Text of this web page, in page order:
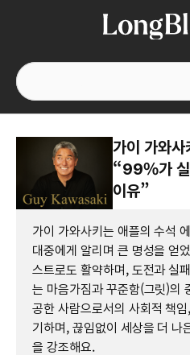
가이 가와
“99%가 실
이유”
가이 가와사키는 애플의 수석
대중에게 알리며 큰 명성을 얻
스트로도 활약하며, 도전과 실
는 마음가짐과 꾸준함(그릿)의
공한 사람으로서의 사회적 책
기하며, 끊임없이 세상을 더 나
을 강조해요.